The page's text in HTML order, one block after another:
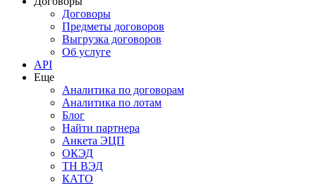
Договоры
Предметы договоров
Выгрузка договоров
Об услуге
API
Еще
Аналитика по договорам
Аналитика по лотам
Блог
Найти партнера
Анкета ЭЦП
ОКЭД
ТН ВЭД
КАТО